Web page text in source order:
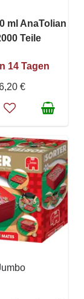
ml AnaTolian
Teile
14 Tagen
€